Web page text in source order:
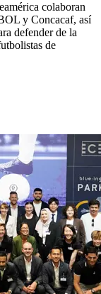
colaboran
y Concacaf, así
defender de la
de